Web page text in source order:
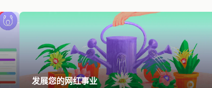
发展您的网红事业